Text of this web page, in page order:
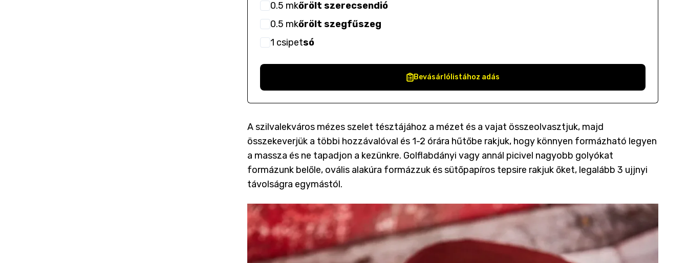
0.5 mkőrölt szerecsendió
0.5 mkőrölt szegfűszeg
1 csipetsó
Bevásárlólistához adás
A szilvalekváros mézes szelet tésztájához a mézet és a vajat összeolvasztjuk, majd
összekeverjük a többi hozzávalóval és 1-2 órára hűtőbe rakjuk, hogy könnyen formázható legyen
a massza és ne tapadjon a kezünkre. Golflabdányi vagy annál picivel nagyobb golyókat
formázunk belőle, ovális alakúra formázzuk és sütőpapíros tepsire rakjuk őket, legalább 3 ujjnyi
távolságra egymástól.